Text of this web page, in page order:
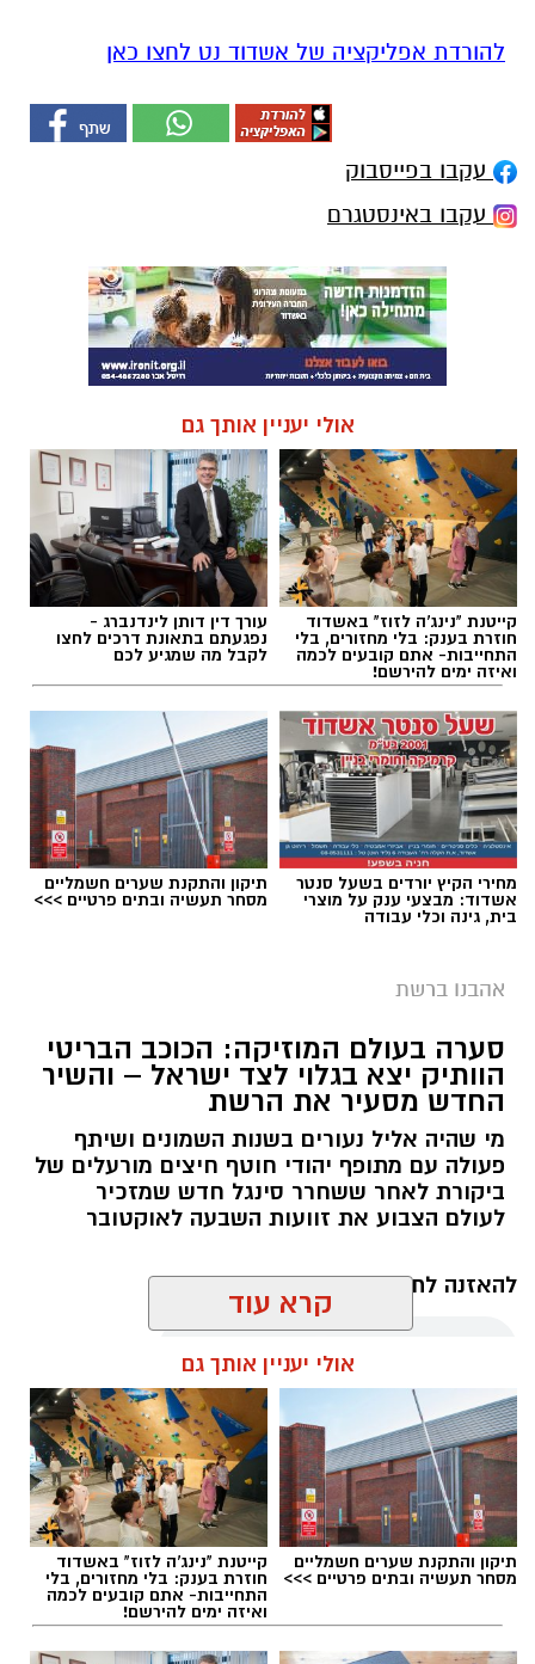
להורדת אפליקציה של אשדוד נט לחצו כאן
עקבו בפייסבוק
עקבו באינסטגרם
אולי יעניין אותך גם
קייטנת "נינג'ה לזוז" באשדוד
חוזרת בענק: בלי מחזורים, בלי
התחייבות- אתם קובעים לכמה
ואיזה ימים להירשם!
עורך דין דותן לינדנברג -
נפגעתם בתאונת דרכים לחצו
לקבל מה שמגיע לכם
מחירי הקיץ יורדים בשעל סנטר
אשדוד: מבצעי ענק על מוצרי
בית, גינה וכלי עבודה
תיקון והתקנת שערים חשמליים
מסחר תעשיה ובתים פרטיים >>>
אהבנו ברשת
סערה בעולם המוזיקה: הכוכב הבריטי
הוותיק יצא בגלוי לצד ישראל – והשיר
החדש מסעיר את הרשת
מי שהיה אליל נעורים בשנות השמונים ושיתף
פעולה עם מתופף יהודי חוטף חיצים מורעלים של
ביקורת לאחר ששחרר סינגל חדש שמזכיר
לעולם הצבוע את זוועות השבעה לאוקטובר
להאזנה לתוכן:
מערכת האתר / 09:35 07.08.26
קרא עוד
אולי יעניין אותך גם
תיקון והתקנת שערים חשמליים
מסחר תעשיה ובתים פרטיים >>>
קייטנת "נינג'ה לזוז" באשדוד
חוזרת בענק: בלי מחזורים, בלי
התחייבות- אתם קובעים לכמה
ואיזה ימים להירשם!